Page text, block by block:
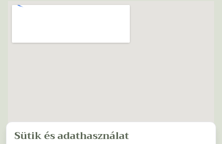
Sütik és adathasználat